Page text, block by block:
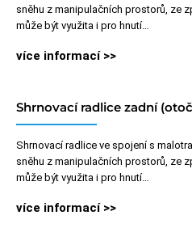
sněhu z manipulačních prostorů, ze
může být využita i pro hnutí…
více informací >>
Shrnovací radlice zadní
Shrnovací radlice ve spojení s
sněhu z manipulačních prostorů, ze
může být využita i pro hnutí…
více informací >>